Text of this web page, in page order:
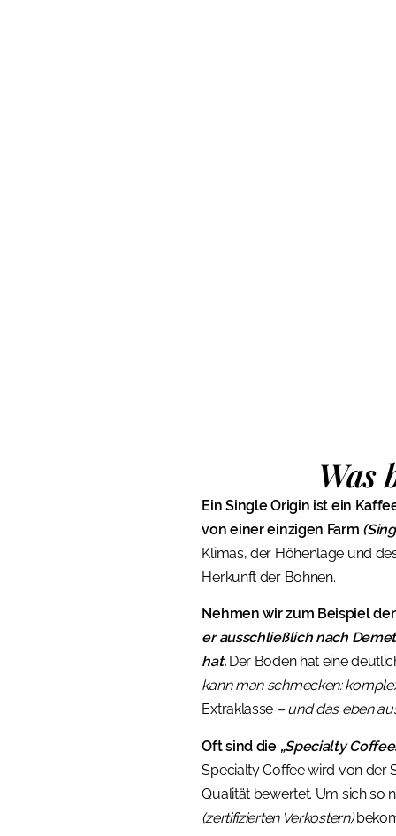
Was
Ein Single Origin ist ein
von einer einzigen Farm
Klimas, der Höhenlage und
Herkunft der Bohnen.
Nehmen wir zum Beispiel
er ausschließlich nach
hat.Der Boden hat eine
kann man schmecken:
Extraklasse – und das eben
Oft sind die „Specialty
Specialty Coffee wird von der
Qualität bewertet. Um sich so
(zertifizierten Verkostern)